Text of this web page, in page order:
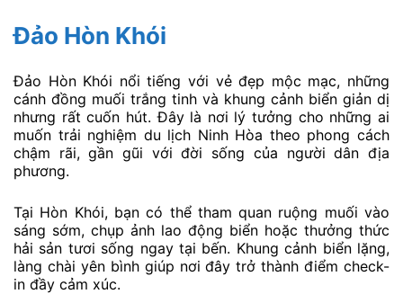
Đảo Hòn Khói
Đảo Hòn Khói nổi tiếng với vẻ đẹp mộc mạc, những
cánh đồng muối trắng tinh và khung cảnh biển giản dị
nhưng rất cuốn hút. Đây là nơi lý tưởng cho những ai
muốn trải nghiệm du lịch Ninh Hòa theo phong cách
chậm rãi, gần gũi với đời sống của người dân địa
phương.
Tại Hòn Khói, bạn có thể tham quan ruộng muối vào
sáng sớm, chụp ảnh lao động biển hoặc thưởng thức
hải sản tươi sống ngay tại bến. Khung cảnh biển lặng,
làng chài yên bình giúp nơi đây trở thành điểm check-
in đầy cảm xúc.